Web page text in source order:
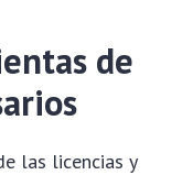
de
las licencias y